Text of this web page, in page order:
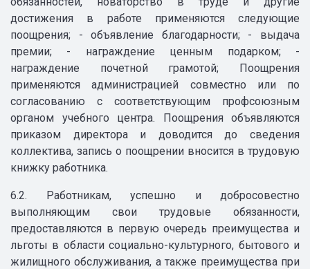
достижения в работе применяются следующие
поощрения; - объявление благодарности; - выдача
премии; - награждение ценным подарком; -
награждение почетной грамотой; Поощрения
применяются администрацией совместно или по
согласованию с соответствующим профсоюзным
органом учебного центра. Поощрения объявляются
приказом директора и доводится до сведения
коллектива, запись о поощрении вносится в трудовую
книжку работника.
6.2. Работникам, успешно и добросовестно
выполняющим свои трудовые обязанности,
предоставляются в первую очередь преимущества и
льготы в области социально-культурного, бытового и
жилищного обслуживания, а также преимущества при